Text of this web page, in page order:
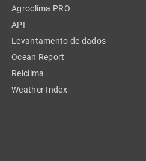
Agroclima PRO
API
Levantamento de dados
Ocean Report
Relclima
Weather Index